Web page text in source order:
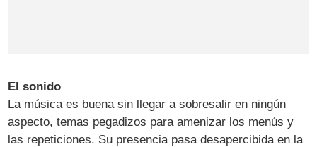
El sonido
La música es buena sin llegar a sobresalir en ningún
aspecto, temas pegadizos para amenizar los menús y
las repeticiones. Su presencia pasa desapercibida en la